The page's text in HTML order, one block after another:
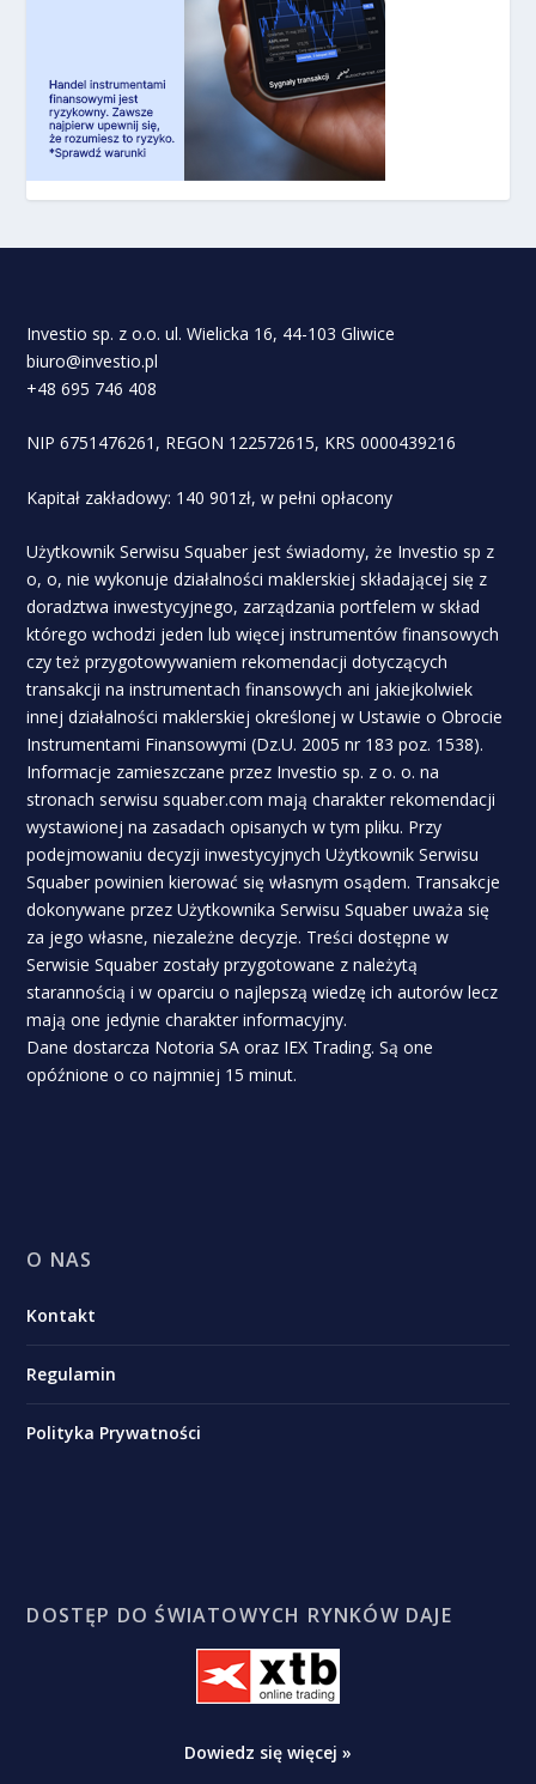
Investio sp. z o.o. ul. Wielicka 16, 44-103 Gliwice
biuro@investio.pl
+48 695 746 408
NIP 6751476261, REGON 122572615, KRS 0000439216
Kapitał zakładowy: 140 901zł, w pełni opłacony
Użytkownik Serwisu Squaber jest świadomy, że Investio sp z
o, o, nie wykonuje działalności maklerskiej składającej się z
doradztwa inwestycyjnego, zarządzania portfelem w skład
którego wchodzi jeden lub więcej instrumentów finansowych
czy też przygotowywaniem rekomendacji dotyczących
transakcji na instrumentach finansowych ani jakiejkolwiek
innej działalności maklerskiej określonej w Ustawie o Obrocie
Instrumentami Finansowymi (Dz.U. 2005 nr 183 poz. 1538).
Informacje zamieszczane przez Investio sp. z o. o. na
stronach serwisu squaber.com mają charakter rekomendacji
wystawionej na zasadach opisanych w tym pliku. Przy
podejmowaniu decyzji inwestycyjnych Użytkownik Serwisu
Squaber powinien kierować się własnym osądem. Transakcje
dokonywane przez Użytkownika Serwisu Squaber uważa się
za jego własne, niezależne decyzje. Treści dostępne w
Serwisie Squaber zostały przygotowane z należytą
starannością i w oparciu o najlepszą wiedzę ich autorów lecz
mają one jedynie charakter informacyjny.
Dane dostarcza Notoria SA oraz IEX Trading. Są one
opóźnione o co najmniej 15 minut.
O NAS
Kontakt
Regulamin
Polityka Prywatności
DOSTĘP DO ŚWIATOWYCH RYNKÓW DAJE
Dowiedz się więcej »